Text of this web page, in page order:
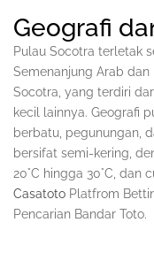
Geografi
Pulau Socotra terletak
Semenanjung Arab
Socotra, yang terdiri
kecil lainnya. Geografi
berbatu, pegunungan,
bersifat semi-kering,
20°C hingga 30°C, dan
Casatoto Platfrom
Pencarian Bandar Toto.